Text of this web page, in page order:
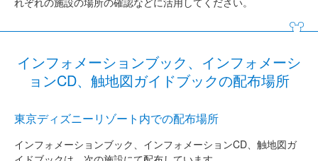
インフォメーションブック、インフォメーシ
ョンCD、触地図ガイドブックの配布場所
東京ディズニーリゾート内での配布場所
インフォメーションブック、インフォメーションCD、触地図ガ